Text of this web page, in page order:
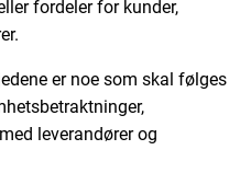
fordeler for kunder,
er noe som skal følges
leverandører og